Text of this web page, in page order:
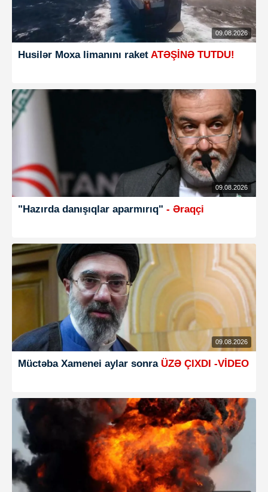
09.08.2026
Husilər Moxa limanını raket ATƏŞİNƏ TUTDU!
09.08.2026
"Hazırda danışıqlar aparmırıq" - Əraqçi
09.08.2026
Müctəba Xamenei aylar sonra ÜZƏ ÇIXDI -VİDEO